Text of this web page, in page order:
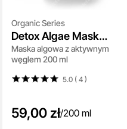
Organic Series
Detox Algae Mask
With Active Carbon
Maska algowa z aktywnym
węglem 200 ml
5.0 ( 4)
59,00 zł/200 ml